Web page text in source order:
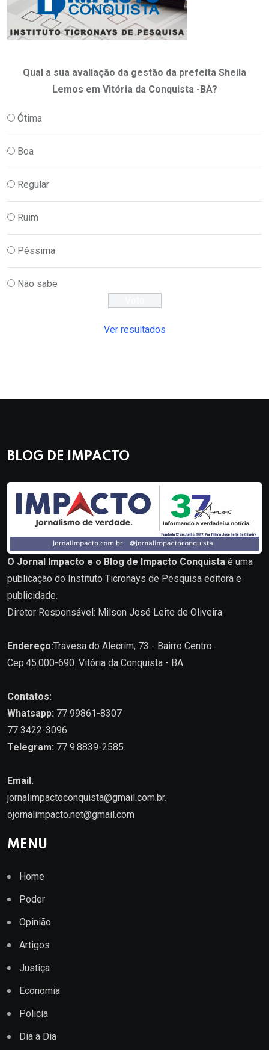
Qual a sua avaliação da gestão da prefeita Sheila
Lemos em Vitória da Conquista -BA?
Ótima
Boa
Regular
Ruim
Péssima
Não sabe
Ver resultados
BLOG DE IMPACTO
O Jornal Impacto e o Blog de Impacto Conquista é uma
publicação do Instituto Ticronays de Pesquisa editora e
publicidade.
Diretor Responsável: Milson José Leite de Oliveira
Endereço:Travesa do Alecrim, 73 - Bairro Centro.
Cep.45.000-690. Vitória da Conquista - BA
Contatos:
Whatsapp: 77 99861-8307
77 3422-3096
Telegram: 77 9.8839-2585.
Email.
jornalimpactoconquista@gmail.com.br.
ojornalimpacto.net@gmail.com
MENU
Home
Poder
Opinião
Artigos
Justiça
Economia
Policia
Dia a Dia